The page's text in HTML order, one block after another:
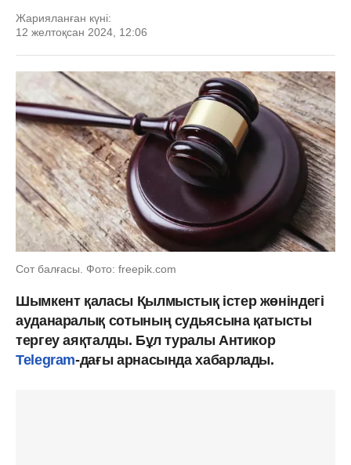
Жарияланған күні:
12 желтоқсан 2024, 12:06
Сот балғасы. Фото: freepik.com
Шымкент қаласы Қылмыстық істер жөніндегі
ауданаралық сотының судьясына қатысты
тергеу аяқталды. Бұл туралы Антикор
Telegram-дағы арнасында хабарлады.